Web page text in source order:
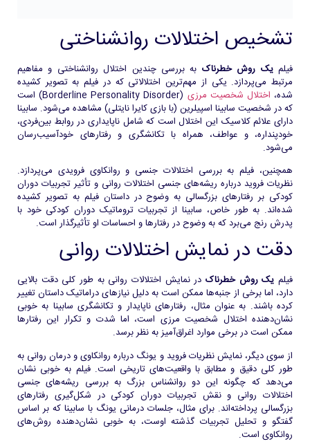
تشخیص اختلالات روانشناختی
فیلمیک روش خطرناک به بررسی چندین اختلال روانشناختی و مفاهیم
مرتبط می‌پردازد. یکی از مهم‌ترین اختلالاتی که در فیلم به تصویر کشیده
شده، اختلال شخصیت مرزی
(Borderline Personality Disorder) است
که در شخصیت سابینا اسپیلرین (با بازی کایرا نایتلی) مشاهده می‌شود. سابینا
دارای علائم کلاسیک این اختلال است که شامل ناپایداری در روابط بین‌فردی،
خودپنداره، و عواطف، همراه با تکانشگری و رفتارهای خودآسیب‌رسان
می‌شود.
همچنین، فیلم به بررسی اختلالات جنسی و روانکاوی فرویدی می‌پردازد.
نظریات فروید درباره ریشه‌های جنسی اختلالات روانی و تأثیر تجربیات دوران
کودکی بر رفتارهای بزرگسالی به وضوح در داستان فیلم به تصویر کشیده
شده‌اند. به طور خاص، سابینا از تجربیات تروماتیک دوران کودکی خود با
پدرش رنج می‌برد که به وضوح در رفتارها و احساسات او تأثیرگذار است.
دقت در نمایش اختلالات روانی
فیلم یک روش خطرناک در نمایش اختلالات روانی به طور کلی دقت بالایی
دارد، اما برخی از جنبه‌ها ممکن است به دلیل نیازهای دراماتیک داستان تغییر
کرده باشند. به عنوان مثال، رفتارهای ناپایدار و تکانشگری سابینا به خوبی
نشان‌دهنده اختلال شخصیت مرزی است، اما شدت و تکرار این رفتارها
ممکن است در برخی موارد اغراق‌آمیز به نظر برسد.
از سوی دیگر، نمایش نظریات فروید و یونگ درباره روانکاوی و درمان روانی به
طور کلی دقیق و مطابق با واقعیت‌های تاریخی است. فیلم به خوبی نشان
می‌دهد که چگونه این دو روانشناس بزرگ به بررسی ریشه‌های جنسی
اختلالات روانی و نقش تجربیات دوران کودکی در شکل‌گیری رفتارهای
بزرگسالی پرداخته‌اند. برای مثال، جلسات درمانی یونگ با سابینا که بر اساس
گفتگو و تحلیل تجربیات گذشته اوست، به خوبی نشان‌دهنده روش‌های
روانکاوی است.